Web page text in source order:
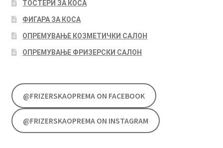
ТОСТЕРИ ЗА КОСА
ФИГАРА ЗА КОСА
ОПРЕМУВАЊЕ КОЗМЕТИЧКИ САЛОН
ОПРЕМУВАЊЕ ФРИЗЕРСКИ САЛОН
@FRIZERSKAOPREMA ON FACEBOOK
@FRIZERSKAOPREMA ON INSTAGRAM